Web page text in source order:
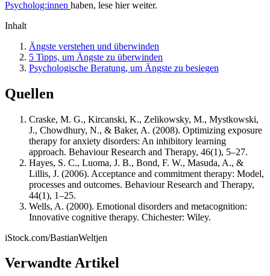
Psycholog:innen haben, lese hier weiter.
Inhalt
Ängste verstehen und überwinden
5 Tipps, um Ängste zu überwinden
Psychologische Beratung, um Ängste zu besiegen
Quellen
Craske, M. G., Kircanski, K., Zelikowsky, M., Mystkowski,
J., Chowdhury, N., & Baker, A. (2008). Optimizing exposure
therapy for anxiety disorders: An inhibitory learning
approach. Behaviour Research and Therapy, 46(1), 5–27.
Hayes, S. C., Luoma, J. B., Bond, F. W., Masuda, A., &
Lillis, J. (2006). Acceptance and commitment therapy: Model,
processes and outcomes. Behaviour Research and Therapy,
44(1), 1–25.
Wells, A. (2000). Emotional disorders and metacognition:
Innovative cognitive therapy. Chichester: Wiley.
iStock.com/BastianWeltjen
Verwandte Artikel